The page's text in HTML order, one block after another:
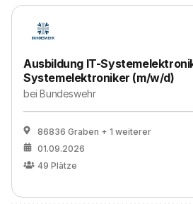
Ausbildung IT-
Systemelektroniker (m/w/d)
beiBundeswehr
86836 Graben + 1 weiterer
01.09.2026
49 Plätze